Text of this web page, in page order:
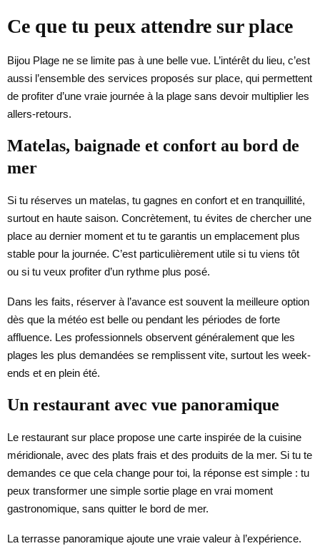
Ce que tu peux attendre sur place
Bijou Plage ne se limite pas à une belle vue. L’intérêt du lieu, c’est
aussi l’ensemble des services proposés sur place, qui permettent
de profiter d’une vraie journée à la plage sans devoir multiplier les
allers-retours.
Matelas, baignade et confort au bord de
mer
Si tu réserves un matelas, tu gagnes en confort et en tranquillité,
surtout en haute saison. Concrètement, tu évites de chercher une
place au dernier moment et tu te garantis un emplacement plus
stable pour la journée. C’est particulièrement utile si tu viens tôt
ou si tu veux profiter d’un rythme plus posé.
Dans les faits, réserver à l’avance est souvent la meilleure option
dès que la météo est belle ou pendant les périodes de forte
affluence. Les professionnels observent généralement que les
plages les plus demandées se remplissent vite, surtout les week-
ends et en plein été.
Un restaurant avec vue panoramique
Le restaurant sur place propose une carte inspirée de la cuisine
méridionale, avec des plats frais et des produits de la mer. Si tu te
demandes ce que cela change pour toi, la réponse est simple : tu
peux transformer une simple sortie plage en vrai moment
gastronomique, sans quitter le bord de mer.
La terrasse panoramique ajoute une vraie valeur à l’expérience.